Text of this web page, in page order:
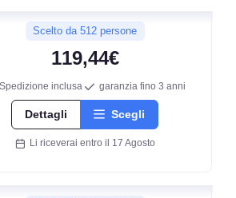
C
70 db
Scelto da 512 persone
119,44€
inclusa garanzia fino 3 anni
Dettagli Scegli
Li riceverai entro il 17 Agosto